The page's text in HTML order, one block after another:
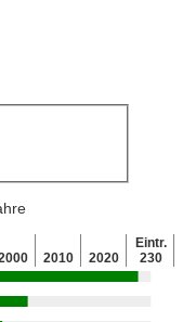
2010 2020
Eintr.
230